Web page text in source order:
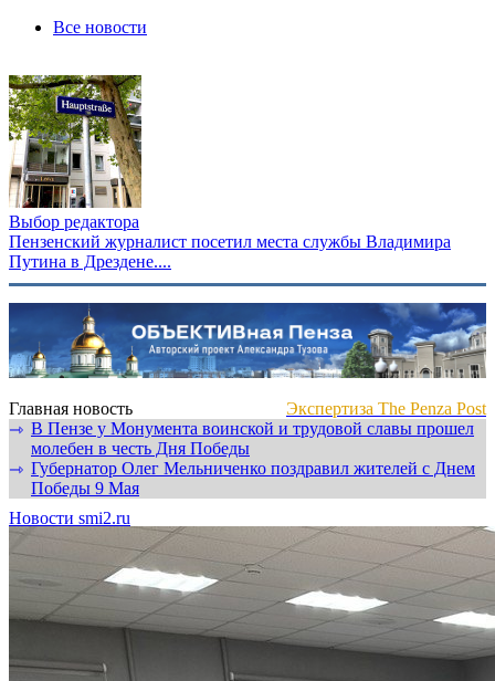
Все новости
Выбор редактора
Пензенский журналист посетил места службы Владимира
Путина в Дрездене....
Главная новость
Экспертиза The Penza Post
⇾ В Пензе у Монумента воинской и трудовой славы прошел
молебен в честь Дня Победы
⇾ Губернатор Олег Мельниченко поздравил жителей с Днем
Победы 9 Мая
Новости smi2.ru